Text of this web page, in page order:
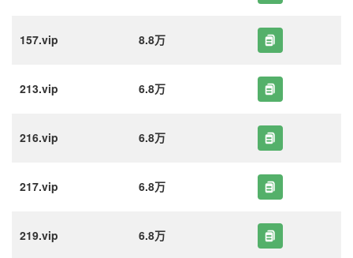
157.vip 8.8万
213.vip 6.8万
216.vip 6.8万
217.vip 6.8万
219.vip 6.8万